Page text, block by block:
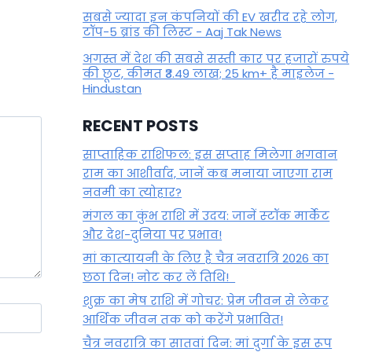
सबसे ज्यादा इन कंपनियों की EV खरीद रहे लोग,
टॉप-5 ब्रांड की लिस्ट - Aaj Tak News
अगस्त में देश की सबसे सस्ती कार पर हजारों रुपये
की छूट, कीमत ₹3.49 लाख; 25 km+ है माइलेज -
Hindustan
RECENT POSTS
साप्ताहिक राशिफल: इस सप्ताह मिलेगा भगवान
राम का आशीर्वाद, जानें कब मनाया जाएगा राम
नवमी का त्योहार?
मंगल का कुंभ राशि में उदय: जानें स्‍टॉक मार्केट
और देश-दुनिया पर प्रभाव!
मां कात्‍यायनी के लिए है चैत्र नवरात्रि 2026 का
छठा दिन! नोट कर लें तिथि!
शुक्र का मेष राशि में गोचर: प्रेम जीवन से लेकर
आर्थिक जीवन तक को करेंगे प्रभावित!
चैत्र नवरात्रि का सातवां दिन: मां दुर्गा के इस रूप